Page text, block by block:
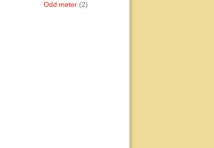
Odd meter (2)